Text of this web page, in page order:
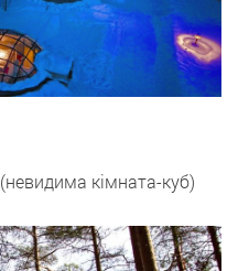
(невидима кімната-куб)